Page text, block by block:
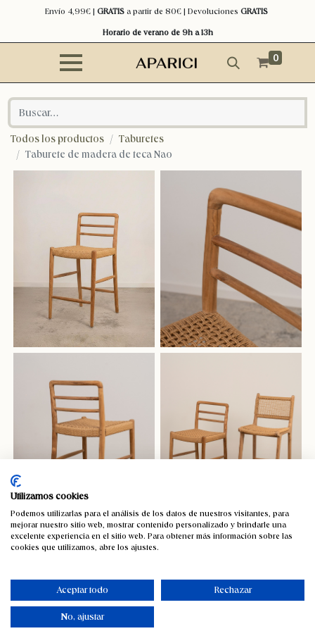
Envío 4,99€ | GRATISa partir de 80€ | Devoluciones GRATIS
Horario de verano de 9h a 13h
0
Todos los productos
Taburetes
Taburete de madera de teca Nao
Utilizamos cookies
Podemos utilizarlas para el análisis de los datos de nuestros visitantes, para
mejorar nuestro sitio web, mostrar contenido personalizado y brindarle una
excelente experiencia en el sitio web. Para obtener más información sobre las
cookies que utilizamos, abre los ajustes.
Aceptar todo Rechazar
No, ajustar